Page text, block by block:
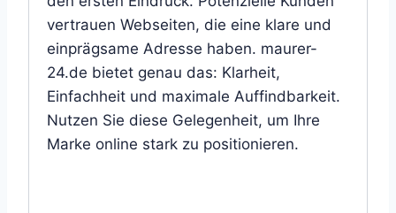
vertrauen Webseiten, die eine klare und
einprägsame Adresse haben. maurer-
24.de bietet genau das: Klarheit,
Einfachheit und maximale Auffindbarkeit.
Nutzen Sie diese Gelegenheit, um Ihre
Marke online stark zu positionieren.